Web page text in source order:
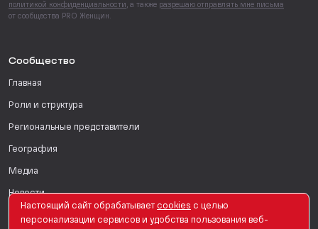
политикой конфиденциальности , а также разрешаю отправлять мне письма
от сообщества PRO Женщин.
Сообщество
Главная
Роли и структура
Региональные представители
География
Медиа
Новости
Настоящий сайт обрабатывает сookies с целью
персонализации сервисов и удобства пользования веб-